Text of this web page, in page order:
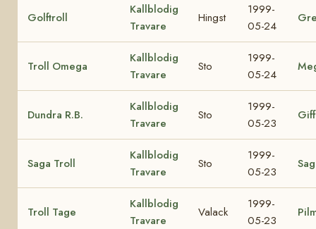
Golftroll
Kallblodig
Travare
Hingst
1999-
05-24
Troll Omega
Kallblodig
Travare
Sto
1999-
05-24
Dundra R.B.
Kallblodig
Travare
Sto
1999-
05-23
Saga Troll
Kallblodig
Travare
Sto
1999-
05-23
Troll Tage
Kallblodig
Travare
Valack
1999-
05-23